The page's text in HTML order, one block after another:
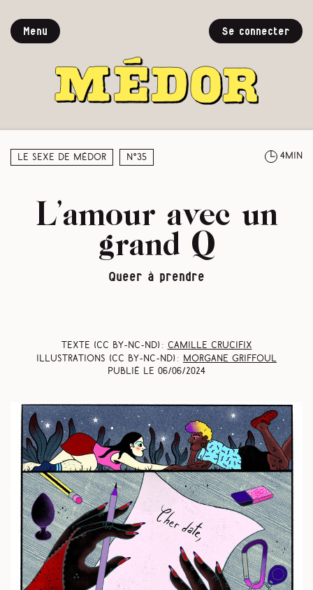
Menu Se connecter
Le sexe de Médor N°35 4min
L’amour avec un
grand Q
Queer à prendre
Texte (CC BY-NC-ND) :
Camille Crucifix
Illustrations (CC BY-NC-ND) :
Morgane Griffoul
Publié le 06/06/2024